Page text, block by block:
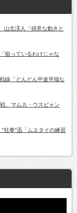
山北渓人「得意な動きと
狙っているわけじゃな
線「どんどん中途半端な
、マムカ・ウスビャン
狂拳”迅「ムエタイの練習